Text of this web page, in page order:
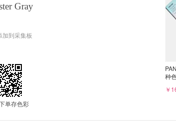
Gray
加到采集板
单存色彩
种
￥